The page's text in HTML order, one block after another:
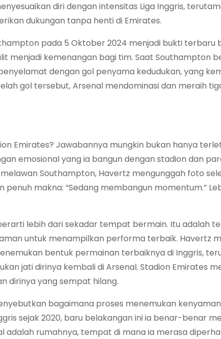
diri dengan intensitas Liga Inggris,
dukungan tanpa henti di Emirates.
pada 5 Oktober 2024 menjadi bukti terbaru
menjadi kemenangan bagi tim. Saat Southampton
dengan gol penyama kedudukan, yang
gol tersebut, Arsenal mendominasi dan meraih
Emirates? Jawabannya mungkin bukan hanya
emosional yang ia bangun dengan stadion dan
Southampton, Havertz mengunggah foto
makna: “Sedang membangun momentum.”
lebih dari sekadar tempat bermain. Itu adalah
untuk menampilkan performa terbaik. Havertz
bentuk permainan terbaiknya di Inggris,
jati dirinya kembali di Arsenal. Stadion Emirates
dirinya yang sempat hilang.
bagaimana proses menemukan
sejak 2020, baru belakangan ini ia benar-benar
rumahnya, tempat di mana ia merasa